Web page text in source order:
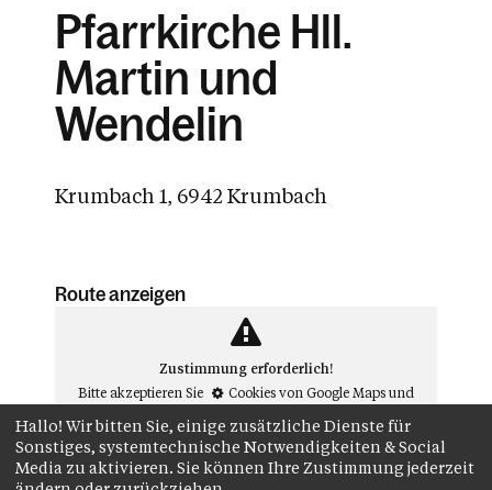
Pfarrkirche Hll.
Martin und
Wendelin
Krumbach 1, 6942 Krumbach
Route anzeigen
Zustimmung erforderlich!
Bitte akzeptieren Sie
Cookies von Google Mapsund
können.##
Hallo! Wir bitten Sie, einige zusätzliche Dienste für
Sonstiges, systemtechnische Notwendigkeiten & Social
Media zu aktivieren. Sie können Ihre Zustimmung jederzeit